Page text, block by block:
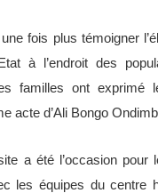
fois plus témoigner
à l’endroit des
familles ont exprimé
acte d’Ali Bongo
a été l’occasion pour
les équipes du centre